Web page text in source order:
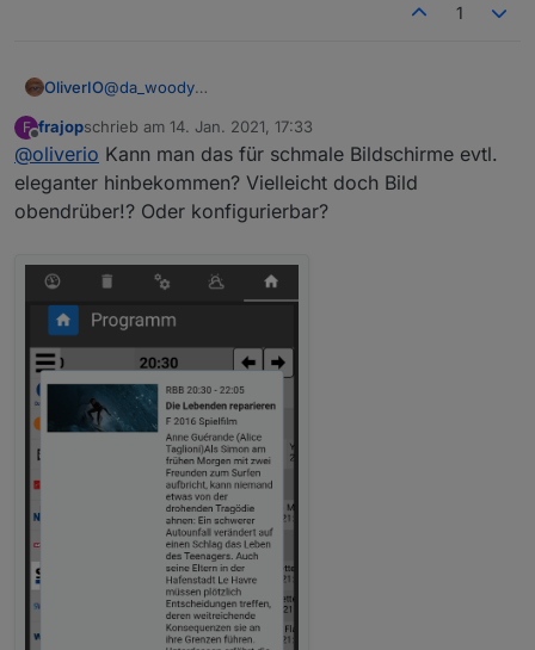
1
OliverIO@da_woody
F
Offline
frajopschrieb am 14. Jan. 2021, 17:33
zuletzt editiert von
@oliverio Kann man das für schmale Bildschirme evtl.
eleganter hinbekommen? Vielleicht doch Bild
obendrüber!? Oder konfigurierbar?